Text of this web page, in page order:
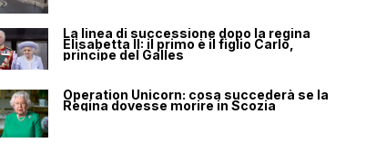
La linea di successione dopo la regina
Elisabetta II: il primo è il figlio Carlo,
principe del Galles
Operation Unicorn: cosa succederà se la
Regina dovesse morire in Scozia